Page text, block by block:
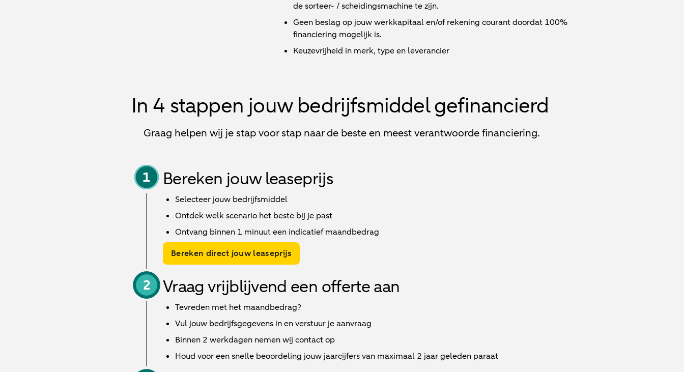
de sorteer- / scheidingsmachine te zijn.
Geen beslag op jouw werkkapitaal en/of rekening courant doordat 100%
financiering mogelijk is.
Keuzevrijheid in merk, type en leverancier
In 4 stappen jouw bedrijfsmiddel gefinancierd
Graag helpen wij je stap voor stap naar de beste en meest verantwoorde financiering.
Bereken jouw leaseprijs
Selecteer jouw bedrijfsmiddel
Ontdek welk scenario het beste bij je past
Ontvang binnen 1 minuut een indicatief maandbedrag
Bereken direct jouw leaseprijs
Vraag vrijblijvend een offerte aan
Tevreden met het maandbedrag?
Vul jouw bedrijfsgegevens in en verstuur je aanvraag
Binnen 2 werkdagen nemen wij contact op
Houd voor een snelle beoordeling jouw jaarcijfers van maximaal 2 jaar geleden paraat